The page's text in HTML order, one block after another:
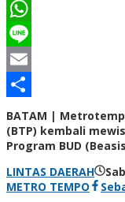
LinkedIn
WhatsApp
Line
Email
Share
BATAM |
(BTP) kembali
Program BUD
LINTAS DAERAH
METRO TEMPO